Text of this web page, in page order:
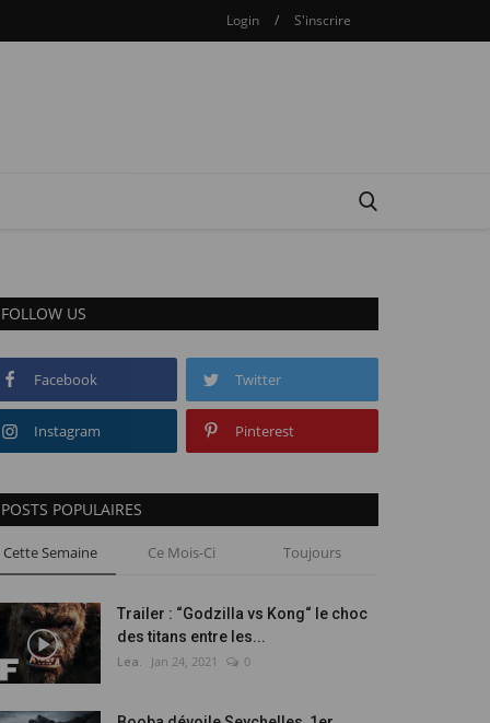
Login / S'inscrire
FOLLOW US
Facebook Twitter
Instagram Pinterest
POSTS POPULAIRES
Cette Semaine Ce Mois-Ci Toujours
Trailer : “Godzilla vs Kong“ le choc
des titans entre les...
Lea. Jan 24, 2021 0